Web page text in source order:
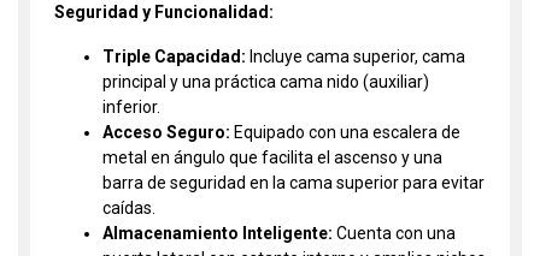
Seguridad y Funcionalidad:
Triple Capacidad: Incluye cama superior, cama
principal y una práctica cama nido (auxiliar)
inferior.
Acceso Seguro: Equipado con una escalera de
metal en ángulo que facilita el ascenso y una
barra de seguridad en la cama superior para evitar
caídas.
Almacenamiento Inteligente: Cuenta con una